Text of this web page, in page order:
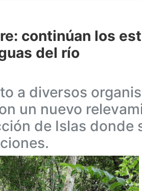
continúan los
del río
a diversos
un nuevo
de Islas donde